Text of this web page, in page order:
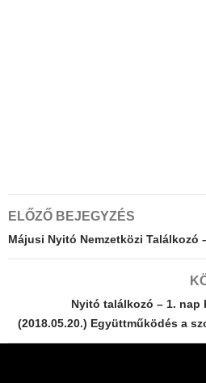
Bejegyzés
navigáció
ELŐZŐ BEJEGYZÉS
Májusi Nyitó Nemzetközi Találkozó
Nyitó találkozó – 1. nap
(2018.05.20.) Együttműködés a